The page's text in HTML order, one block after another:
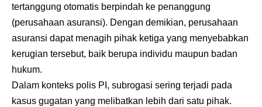
tertanggung otomatis berpindah ke penanggung
(perusahaan asuransi). Dengan demikian, perusahaan
asuransi dapat menagih pihak ketiga yang menyebabkan
kerugian tersebut, baik berupa individu maupun badan
hukum.
Dalam konteks polis PI, subrogasi sering terjadi pada
kasus gugatan yang melibatkan lebih dari satu pihak.